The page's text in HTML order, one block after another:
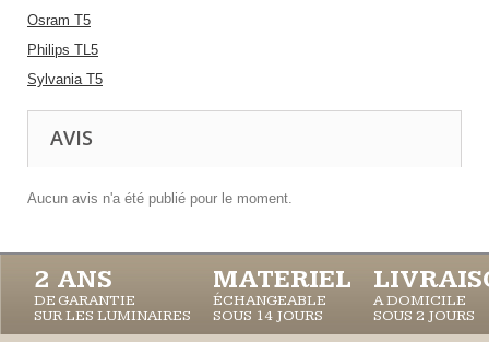
Osram T5
Philips TL5
Sylvania T5
AVIS
Aucun avis n'a été publié pour le moment.
2 ANS
DE GARANTIE
SUR LES LUMINAIRES
MATERIEL
ÉCHANGEABLE
SOUS 14 JOURS
A DOMICILE
SOUS 2 JOURS